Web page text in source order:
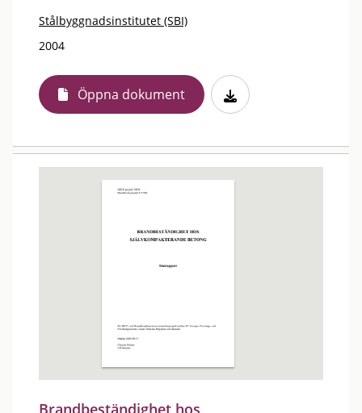
Stålbyggnadsinstitutet (SBI)
2004
Öppna dokument
Brandbeständighet hos